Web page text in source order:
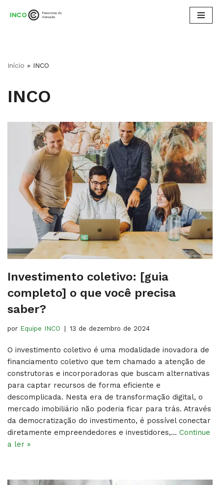
conteúdo
Início » INCO
INCO
Investimento coletivo: [guia
completo] o que você precisa
saber?
por Equipe INCO 13 de dezembro de 2024
O investimento coletivo é uma modalidade inovadora de
financiamento coletivo que tem chamado a atenção de
construtoras e incorporadoras que buscam alternativas
para captar recursos de forma eficiente e
descomplicada. Nesta era de transformação digital, o
mercado imobiliário não poderia ficar para trás. Através
da democratização do investimento, é possível conectar
diretamente empreendedores e investidores,… Continue
a ler »